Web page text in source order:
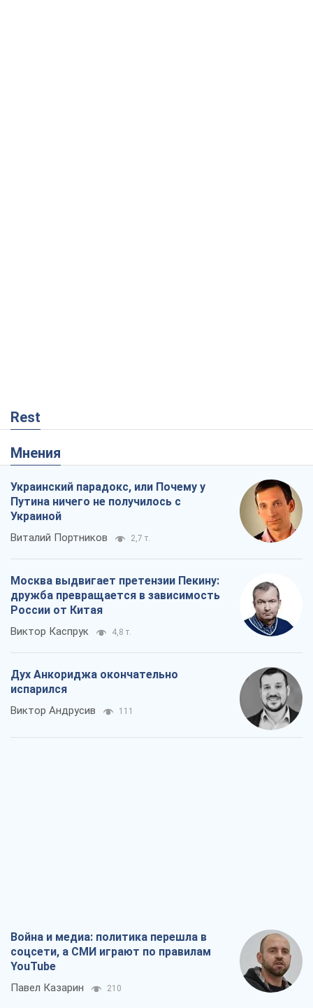
Rest
Мнения
Украинский парадокс, или Почему у
Путина ничего не получилось с
Украиной
Виталий Портников 2,7 т.
Москва выдвигает претензии Пекину:
дружба превращается в зависимость
России от Китая
Виктор Каспрук 4,8 т.
Дух Анкориджа окончательно
испарился
Виктор Андрусив 111
Война и медиа: политика перешла в
соцсети, а СМИ играют по правилам
YouTube
Павел Казарин 210